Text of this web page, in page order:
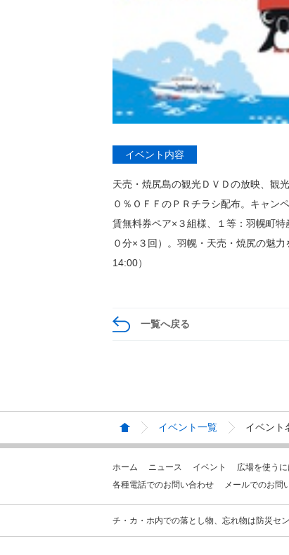
イベント内容
天売・焼尻島の観光ＤＶＤの放映、観
０％ＯＦＦのＰＲチラシ配布。キャン
賃無料券ペア×３組様、１等：羽幌町
０分×３回）。羽幌・天売・焼尻の魅
14:00）
一覧へ戻る
イベント一覧 イベント
ホーム ニュース イベント 広場を使うに
各種電話でのお問い合わせ
メールでのお問
チ・カ・ホ内での落とし物、忘れ物は防災セ